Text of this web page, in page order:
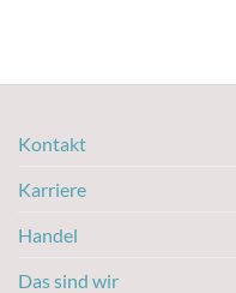
Kontakt
Karriere
Handel
Das sind wir